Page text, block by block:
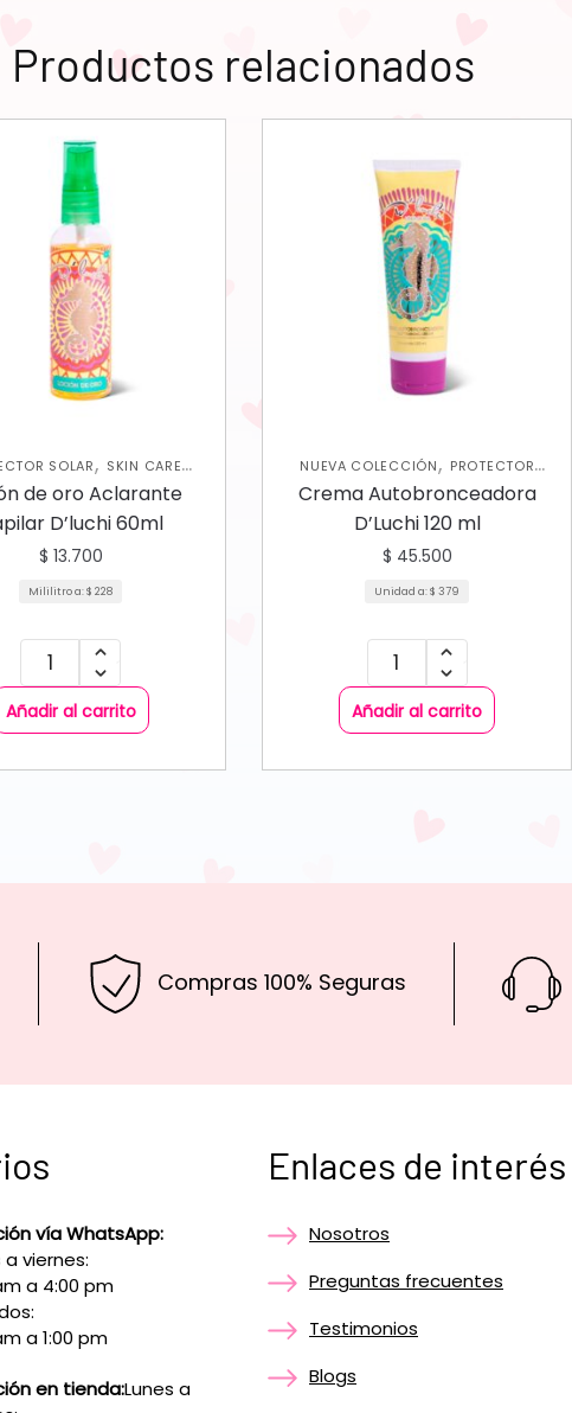
Productos relacionados
SOLAR, SKIN CARE
CORPORAL
de oro Aclarante
D’luchi 60ml
$ 13.700
Mililitro a:$ 228
Añadir al carrito
NUEVA COLECCIÓN, PROTECTOR
SOLAR, SKIN CARE CORPORAL
Crema Autobronceadora
D’Luchi 120 ml
$ 45.500
Unidad a:$ 379
Añadir al carrito
Compras 100% Seguras
vía WhatsApp:
a viernes:
a 4:00 pm
a 1:00 pm
en tienda:Lunes a
Enlaces de interés
Nosotros
Preguntas frecuentes
Testimonios
Blogs